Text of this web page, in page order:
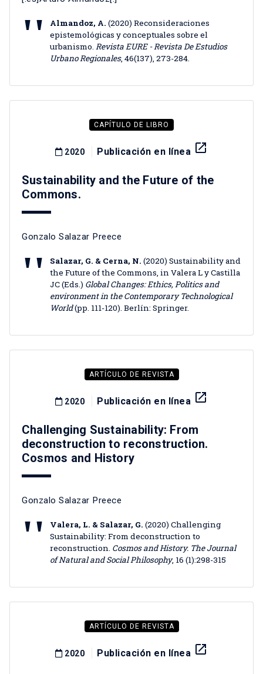
Almandoz, A. (2020) Reconsideraciones
epistemológicas y conceptuales sobre el
urbanismo. Revista EURE - Revista De Estudios
Urbano Regionales, 46(137), 273-284.
CAPÍTULO DE LIBRO
2020 Publicación en línea launch
Sustainability and the Future of the
Commons.
Gonzalo Salazar Preece
Salazar, G. & Cerna, N. (2020) Sustainability and
the Future of the Commons, in Valera L y Castilla
JC (Eds.) Global Changes: Ethics, Politics and
environment in the Contemporary Technological
World(pp. 111-120). Berlín: Springer.
ARTÍCULO DE REVISTA
2020 Publicación en línea launch
Challenging Sustainability: From
deconstruction to reconstruction.
Cosmos and History
Gonzalo Salazar Preece
Valera, L. & Salazar, G. (2020) Challenging
Sustainability: From deconstruction to
reconstruction. Cosmos and History. The Journal
of Natural and Social Philosophy, 16 (1):298-315
ARTÍCULO DE REVISTA
2020 Publicación en línea launch